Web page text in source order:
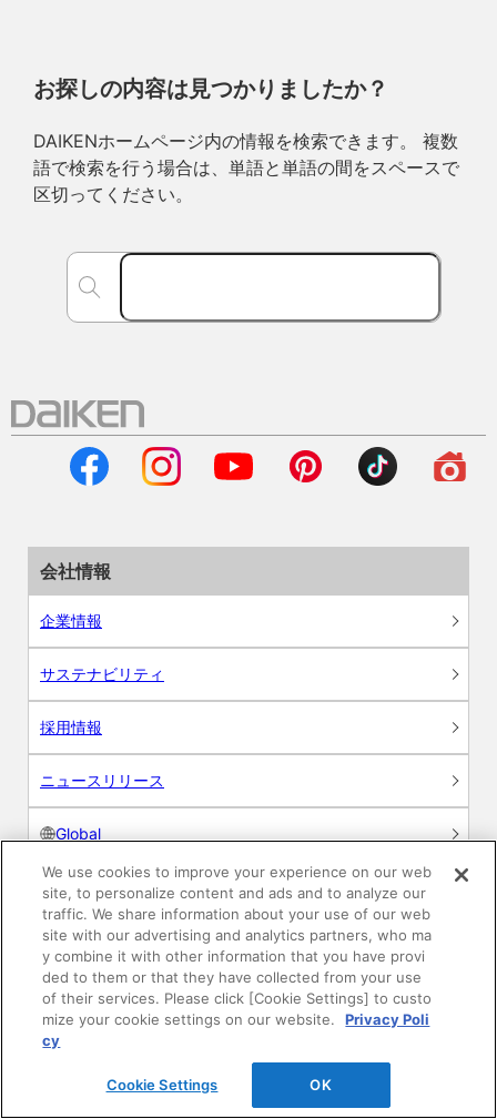
お探しの内容は見つかりましたか？
DAIKENホームページ内の情報を検索できます。 複数
語で検索を行う場合は、単語と単語の間をスペースで
区切ってください。
会社情報
企業情報
サステナビリティ
採用情報
ニュースリリース
Global
製品情報
素材情報
建材製品情報 総合TOP
住宅向け
We use cookies to improve your experience on our web
site, to personalize content and ads and to analyze our
traffic. We share information about your use of our web
site with our advertising and analytics partners, who ma
y combine it with other information that you have provi
ded to them or that they have collected from your use
of their services. Please click [Cookie Settings] to custo
mize your cookie settings on our website.
Privacy Poli
cy
Cookie Settings OK